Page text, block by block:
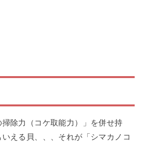
掃除力（コケ取能力）」を併せ持
える貝、、、それが「シマカノコ